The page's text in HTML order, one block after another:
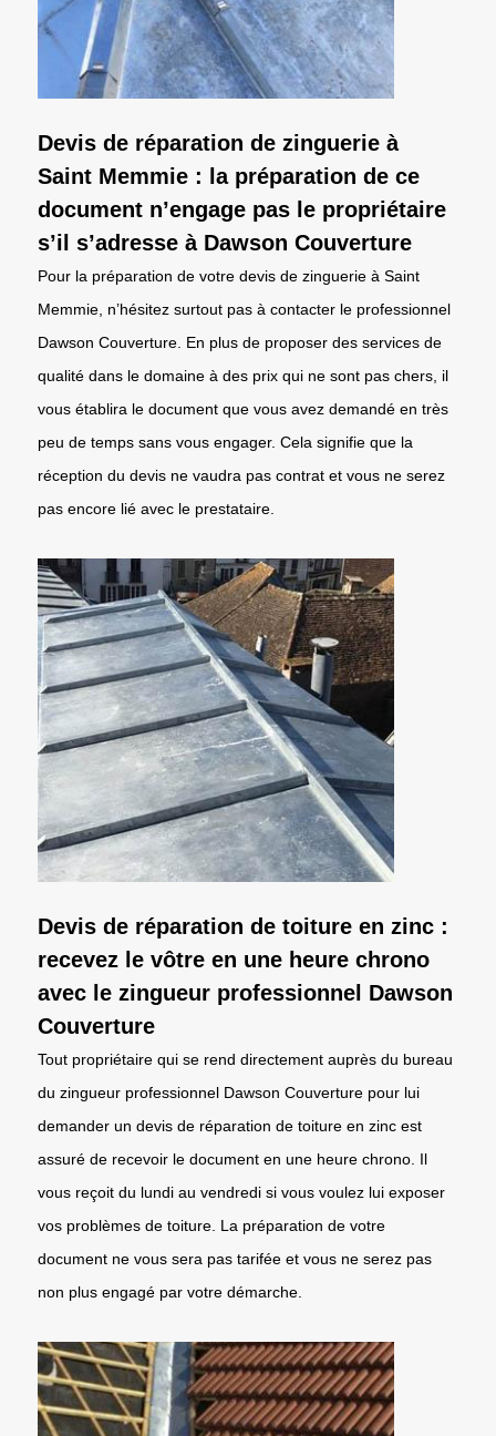
Devis de réparation de zinguerie à
Saint Memmie : la préparation de ce
document n’engage pas le propriétaire
s’il s’adresse à Dawson Couverture
Pour la préparation de votre devis de zinguerie à Saint
Memmie, n’hésitez surtout pas à contacter le professionnel
Dawson Couverture. En plus de proposer des services de
qualité dans le domaine à des prix qui ne sont pas chers, il
vous établira le document que vous avez demandé en très
peu de temps sans vous engager. Cela signifie que la
réception du devis ne vaudra pas contrat et vous ne serez
pas encore lié avec le prestataire.
Devis de réparation de toiture en zinc :
recevez le vôtre en une heure chrono
avec le zingueur professionnel Dawson
Couverture
Tout propriétaire qui se rend directement auprès du bureau
du zingueur professionnel Dawson Couverture pour lui
demander un devis de réparation de toiture en zinc est
assuré de recevoir le document en une heure chrono. Il
vous reçoit du lundi au vendredi si vous voulez lui exposer
vos problèmes de toiture. La préparation de votre
document ne vous sera pas tarifée et vous ne serez pas
non plus engagé par votre démarche.